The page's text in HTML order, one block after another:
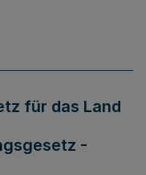
für das Land
-